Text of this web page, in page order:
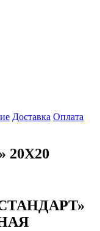
Доставка Оплата